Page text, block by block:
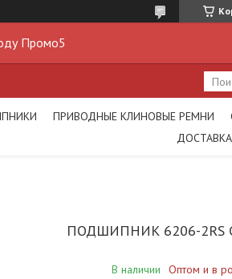
Промо5
ПРИВОДНЫЕ КЛИНОВЫЕ РЕМНИ
ПОДШИПНИК 6206-2RS
В наличии Оптом и в